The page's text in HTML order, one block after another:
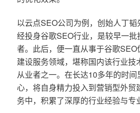
以云点SEO公司为例，创始人丁
经投身谷歌SEO行业，是较早一
者。此后，便一直从事于谷歌
建设服务领域，堪称国内该行业技
从业者之一。在长达10多年的时间
心，将自身精力投入到营销型外贸
务中，积累了深厚的行业经验与专